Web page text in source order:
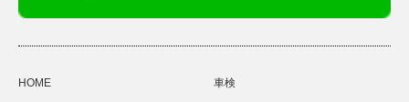
HOME 車検